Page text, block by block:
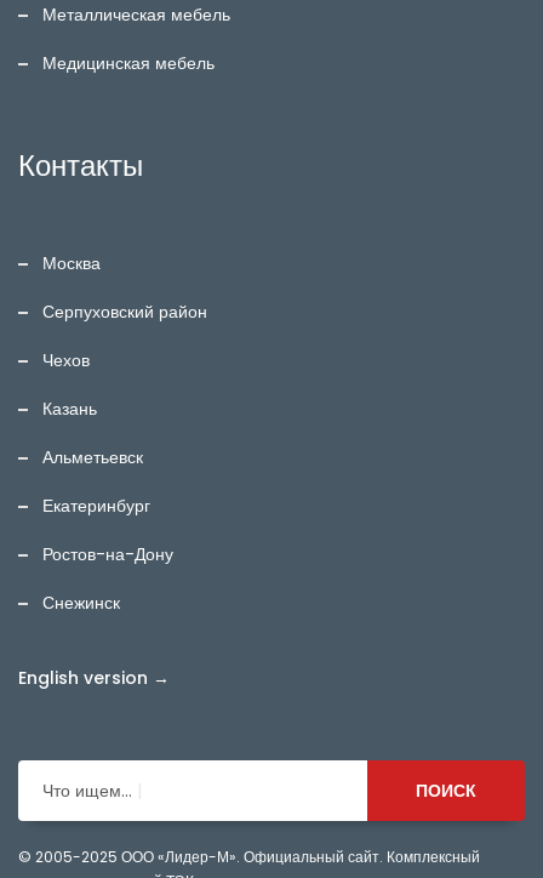
Металлическая мебель
Медицинская мебель
Контакты
Москва
Серпуховский район
Чехов
Казань
Альметьевск
Екатеринбург
Ростов-на-Дону
Снежинск
English version →
Что ищем... ПОИСК
© 2005-2025 ООО «Лидер-М». Официальный сайт. Комплексный